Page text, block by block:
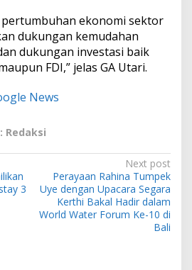
ekonomi sektor
dukungan kemudahan
dukungan investasi baik
FDI,” jelas GA Utari.
News
Redaksi
3
Next post
Perayaan Rahina Tumpek
Uye dengan Upacara Segara
Kerthi Bakal Hadir dalam
World Water Forum Ke-10 di
Bali